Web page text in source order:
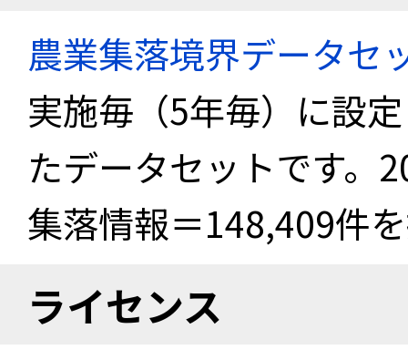
農業集落境界データセ
実施毎（5年毎）に設
たデータセットです。
集落情報＝148,409件
ライセンス